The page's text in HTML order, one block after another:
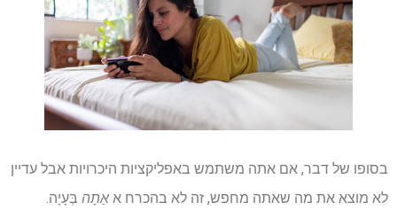
בסופו של דבר, אם אתה משתמש באפליקציות היכרויות אבל עדיין
לא מוצא את מה שאתה מחפש, זה לא בהכרח א אַתָה בְּעָיָה.